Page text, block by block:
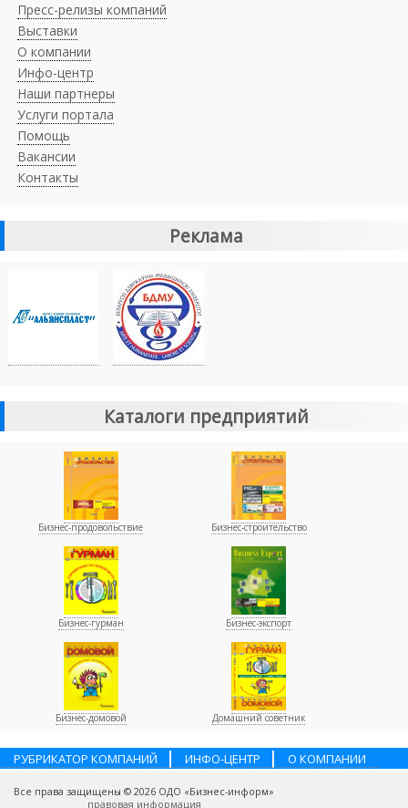
Пресс-релизы компаний
Выставки
О компании
Инфо-центр
Наши партнеры
Услуги портала
Помощь
Вакансии
Контакты
Реклама
Каталоги предприятий
Бизнес-продовольствие Бизнес-строительство
Бизнес-гурман Бизнес-экспорт
Бизнес-домовой Домашний советник
РУБРИКАТОР КОМПАНИЙ ИНФО-ЦЕНТР
О КОМПАНИИ
Все права защищены © 2026 ОДО «Бизнес-информ»
правовая информация